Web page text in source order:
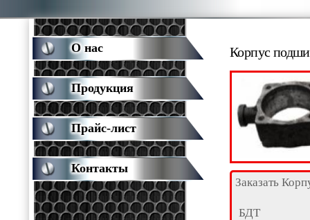
Корпус
Заказать
БДТ
О нас
Продукция
Прайс-лист
Контакты